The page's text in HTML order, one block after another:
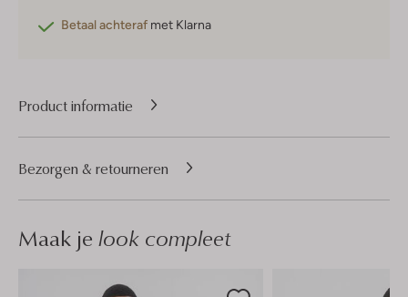
Betaal achteraf met Klarna
Product informatie
Bezorgen & retourneren
Maak je look compleet